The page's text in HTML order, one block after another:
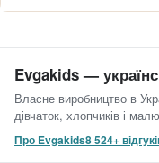
Evgakids —
Власне виробництво в
дівчаток, хлопчиків і
Про Evgakids8 524+